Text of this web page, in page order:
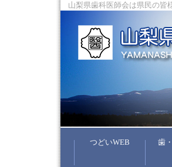
山梨県歯科医師会は県民の皆
つどいWEB 歯